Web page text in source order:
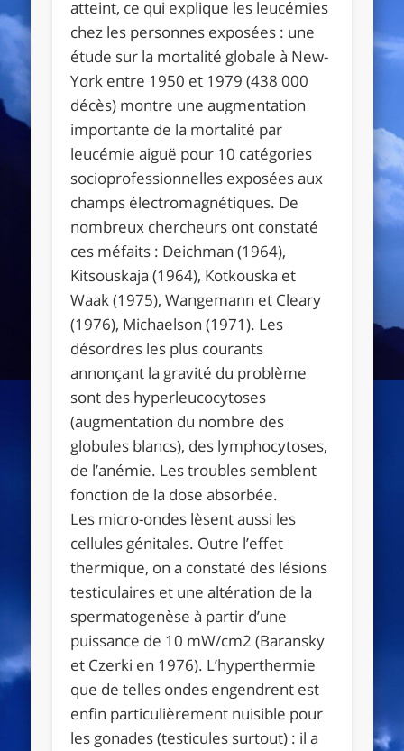
atteint, ce qui explique les leucémies
chez les personnes exposées : une
étude sur la mortalité globale à New-
York entre 1950 et 1979 (438 000
décès) montre une augmentation
importante de la mortalité par
leucémie aiguë pour 10 catégories
socioprofessionnelles exposées aux
champs électromagnétiques. De
nombreux chercheurs ont constaté
ces méfaits : Deichman (1964),
Kitsouskaja (1964), Kotkouska et
Waak (1975), Wangemann et Cleary
(1976), Michaelson (1971). Les
désordres les plus courants
annonçant la gravité du problème
sont des hyperleucocytoses
(augmentation du nombre des
globules blancs), des lymphocytoses,
de l’anémie. Les troubles semblent
fonction de la dose absorbée.
Les micro-ondes lèsent aussi les
cellules génitales. Outre l’effet
thermique, on a constaté des lésions
testiculaires et une altération de la
spermatogenèse à partir d’une
puissance de 10 mW/cm2 (Baransky
et Czerki en 1976). L’hyperthermie
que de telles ondes engendrent est
enfin particulièrement nuisible pour
les gonades (testicules surtout) : il a